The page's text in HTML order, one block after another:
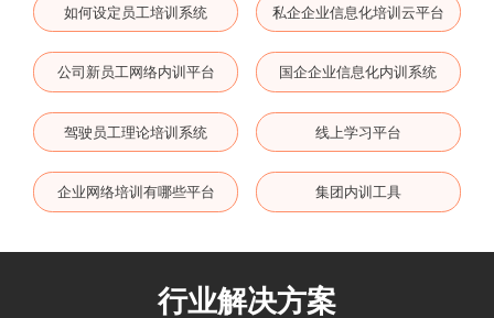
如何设定员工培训系统 私企企业信息化培训云平台
公司新员工网络内训平台 国企企业信息化内训系统
驾驶员工理论培训系统 线上学习平台
企业网络培训有哪些平台 集团内训工具
行业解决方案